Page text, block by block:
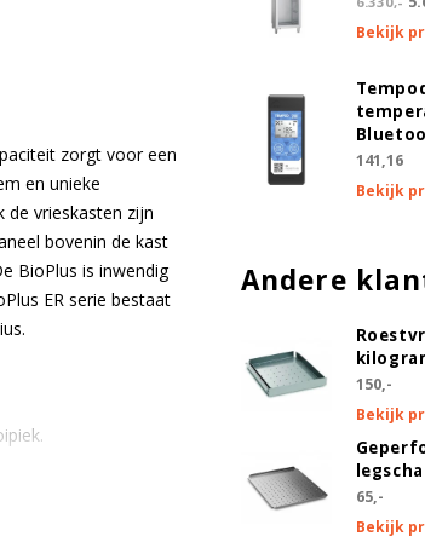
vloeistofhouder
Maak een keuze
tochtdeuren (set 3 binnendeuren, kan niet worden gecombineerd met draadrooster
poten en zwenkwielen
din 58345 / 13277 kit
Voorzien van DIN 58345 /
zorgt voor een
en unieke
de vrieskasten zijn
bovenin de kast
BioPlus is inwendig
ER serie bestaat
Bekijk
141,16
Bekijk
Andere
150,-
Bekijk
65,-
Bekijk